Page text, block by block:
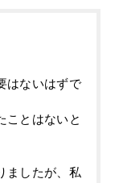
はないはずで
ことはないと
ましたが、私